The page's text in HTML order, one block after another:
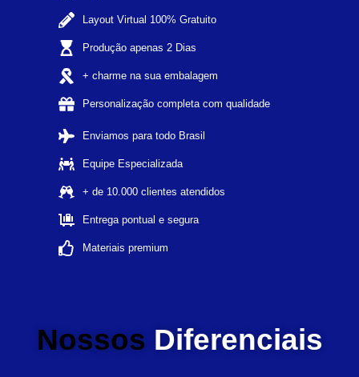
Layout Virtual 100% Gratuito
Produção apenas 2 Dias
+ charme na sua embalagem
Personalização completa com qualidade
Enviamos para todo Brasil
Equipe Especializada
+ de 10.000 clientes atendidos
Entrega pontual e segura
Materiais premium
Nossos Diferenciais